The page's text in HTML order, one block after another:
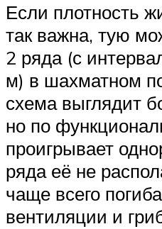
Если плотность
так важна, тую
2 ряда (с
м) в шахматном
схема выглядит
но по
проигрывает
ряда её не
чаще всего
вентиляции и